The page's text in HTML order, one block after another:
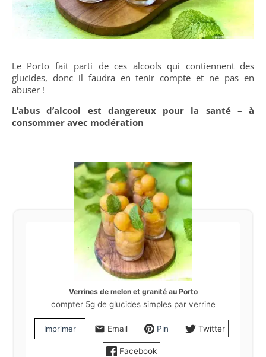
Le Porto fait parti de ces alcools qui contiennent des
glucides, donc il faudra en tenir compte et ne pas en
abuser !
L’abus d’alcool est dangereux pour la santé – à
consommer avec modération
Verrines de melon et granité au Porto
compter 5g de glucides simples par verrine
Imprimer Email Pin Twitter
Facebook